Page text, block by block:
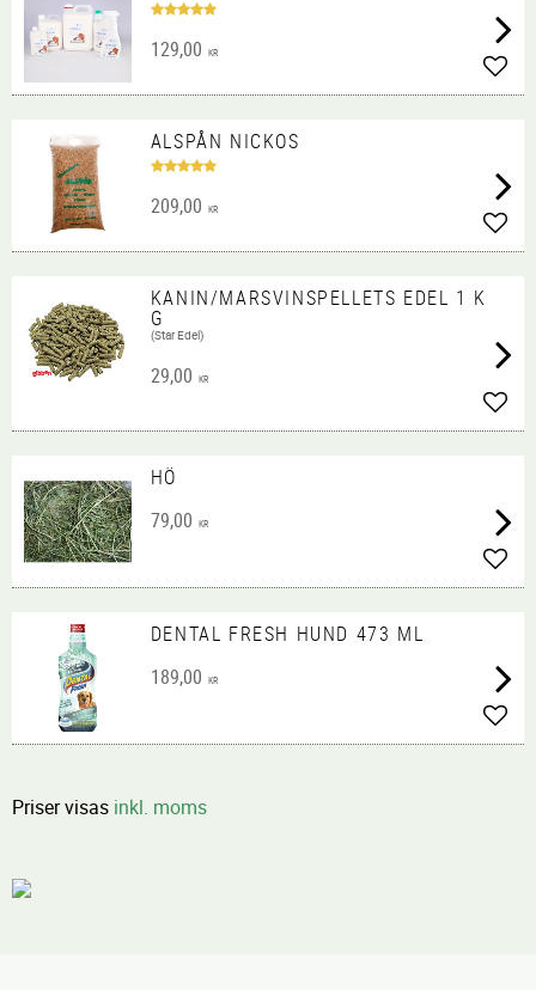
129,00 KR
ALSPÅN NICKOS
209,00 KR
KANIN/MARSVINSPELLETS EDEL 1 K
G
(Star Edel)
29,00 KR
HÖ
79,00 KR
DENTAL FRESH HUND 473 ML
189,00 KR
Priser visas inkl. moms